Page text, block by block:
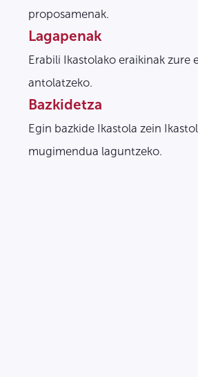
proposamenak.
Lagapenak
Erabili Ikastolako eraikinak zure
antolatzeko.
Bazkidetza
Egin bazkide Ikastola zein
mugimendua laguntzeko.